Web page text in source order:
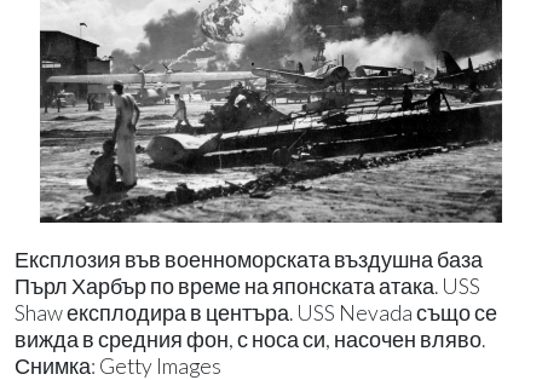
Експлозия във военноморската въздушна база
Пърл Харбър по време на японската атака. USS
Shaw експлодира в центъра. USS Nevada също се
вижда в средния фон, с носа си, насочен вляво.
Снимка: Getty Images